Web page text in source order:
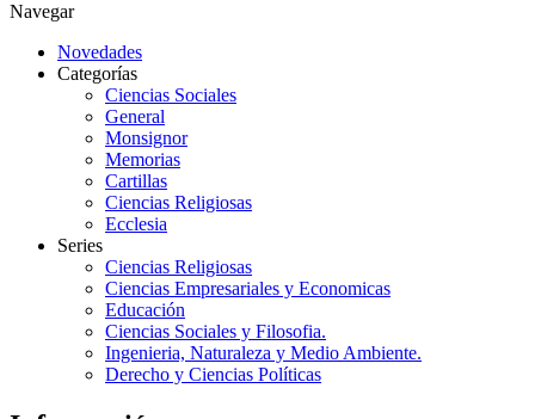
Navegar
Novedades
Categorías
Ciencias Sociales
General
Monsignor
Memorias
Cartillas
Ciencias Religiosas
Ecclesia
Series
Ciencias Religiosas
Ciencias Empresariales y Economicas
Educación
Ciencias Sociales y Filosofia.
Ingenieria, Naturaleza y Medio Ambiente.
Derecho y Ciencias Políticas